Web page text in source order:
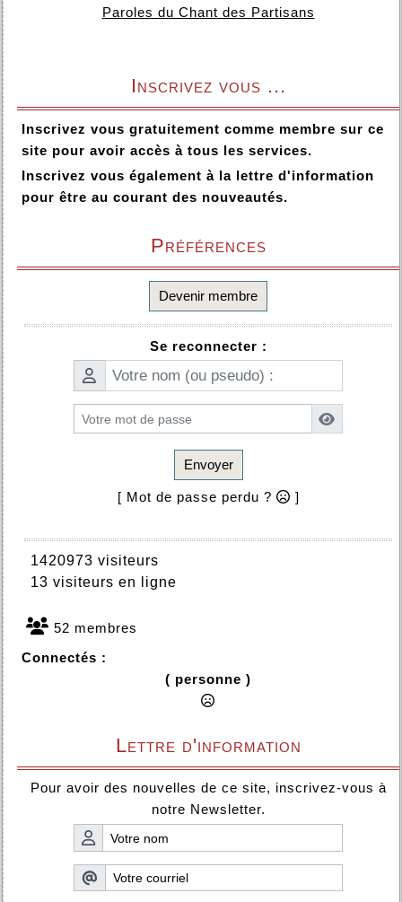
Paroles du Chant des Partisans
Inscrivez vous ...
Inscrivez vous gratuitement comme membre sur ce
site pour avoir accès à tous les services.
Inscrivez vous également à la lettre d'information
pour être au courant des nouveautés.
Préférences
Devenir membre
Se reconnecter :
Envoyer
[ Mot de passe perdu ? ]
1420973 visiteurs
13 visiteurs en ligne
52 membres
Connectés :
( personne )
Lettre d'information
Pour avoir des nouvelles de ce site, inscrivez-vous à
notre Newsletter.